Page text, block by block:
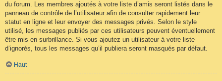
du forum. Les membres ajoutés à votre liste d’amis seront listés dans le
panneau de contrôle de l’utilisateur afin de consulter rapidement leur
statut en ligne et leur envoyer des messages privés. Selon le style
utilisé, les messages publiés par ces utilisateurs peuvent éventuellement
être mis en surbrillance. Si vous ajoutez un utilisateur à votre liste
d’ignorés, tous les messages qu’il publiera seront masqués par défaut.
Haut